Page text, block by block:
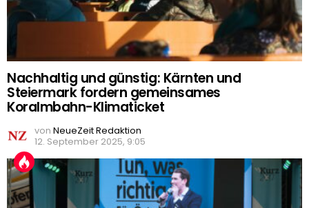
Nachhaltig und günstig: Kärnten und
Steiermark fordern gemeinsames
Koralmbahn-Klimaticket
von NeueZeit Redaktion
12. September 2025, 9:05